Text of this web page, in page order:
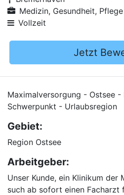
Medizin, Gesundheit, Pflege
Vollzeit
Jetzt
Maximalversorgung - Ostsee -
Schwerpunkt - Urlaubsregion
Gebiet:
Region Ostsee
Arbeitgeber:
Unser Kunde, ein Klinikum der
such ab sofort einen Facharzt